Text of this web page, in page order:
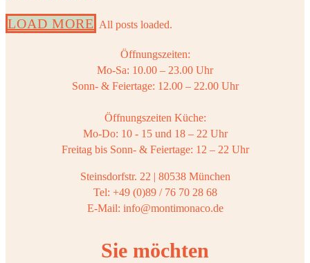
LOAD MORE All posts loaded.
Öffnungszeiten:
Mo-Sa: 10.00 – 23.00 Uhr
Sonn- & Feiertage: 12.00 – 22.00 Uhr
Öffnungszeiten Küche:
Mo-Do: 10 - 15 und 18 – 22 Uhr
Freitag bis Sonn- & Feiertage: 12 – 22 Uhr
Steinsdorfstr. 22 | 80538 München
Tel: +49 (0)89 / 76 70 28 68
E-Mail: info@montimonaco.de
Sie möchten